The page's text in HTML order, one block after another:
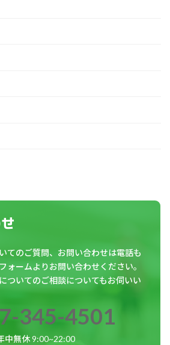
てのご質問、お問い合わせは電話も
ォームよりお問い合わせください。
ついてのご相談についてもお伺いい
345-4501
中無休 9:00~22:00